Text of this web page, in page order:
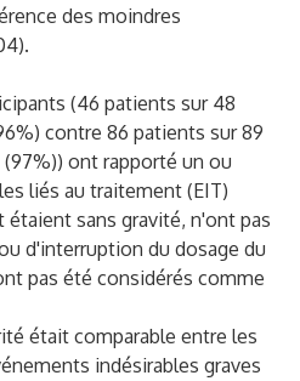
des moindres
(46 patients sur 48
contre 86 patients sur 89
ont rapporté un ou
liés au traitement (EIT)
étaient sans gravité, n'ont pas
d'interruption du dosage du
pas été considérés comme
était comparable entre les
indésirables graves